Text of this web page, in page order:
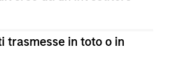
trasmesse in toto o in
di diritto lussemburghese.
Informativo, del documento
della relazione semestrale